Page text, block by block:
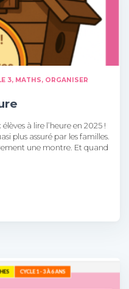
3 MATHS ORGANISER
à lire l’heure en 2025 !
plus assuré par les familles.
une montre. Et quand